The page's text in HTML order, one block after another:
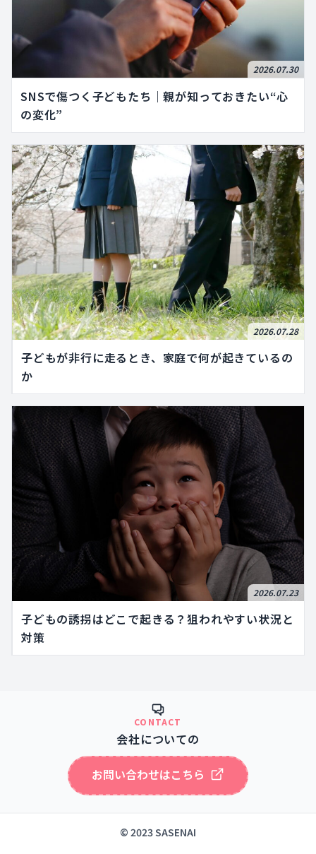
2026.07.30
SNSで傷つく子どもたち｜親が知っておきたい“心
の変化”
2026.07.28
子どもが非行に走るとき、家庭で何が起きているの
か
2026.07.23
子どもの誘拐はどこで起きる？狙われやすい状況と
対策
CONTACT
会社についての
お問い合わせはこちら
© 2023 SASENAI